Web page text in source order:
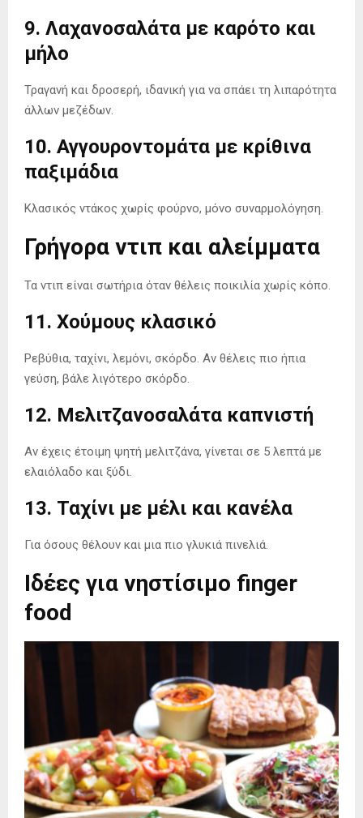
9. Λαχανοσαλάτα με καρότο και
μήλο
Τραγανή και δροσερή, ιδανική για να σπάει τη λιπαρότητα
άλλων μεζέδων.
10. Αγγουροντομάτα με κρίθινα
παξιμάδια
Κλασικός ντάκος χωρίς φούρνο, μόνο συναρμολόγηση.
Γρήγορα ντιπ και αλείμματα
Τα ντιπ είναι σωτήρια όταν θέλεις ποικιλία χωρίς κόπο.
11. Χούμους κλασικό
Ρεβύθια, ταχίνι, λεμόνι, σκόρδο. Αν θέλεις πιο ήπια
γεύση, βάλε λιγότερο σκόρδο.
12. Μελιτζανοσαλάτα καπνιστή
Αν έχεις έτοιμη ψητή μελιτζάνα, γίνεται σε 5 λεπτά με
ελαιόλαδο και ξύδι.
13. Ταχίνι με μέλι και κανέλα
Για όσους θέλουν και μια πιο γλυκιά πινελιά.
Ιδέες για νηστίσιμο finger
food